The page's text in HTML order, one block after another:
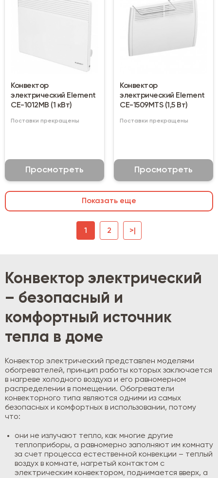
Конвектор
электрический Element
CE-1012МВ (1 кВт)
Поставки прекращены
Просмотреть
Конвектор
электрический Element
CE-1509MTS (1,5 Вт)
Поставки прекращены
Просмотреть
Показать еще
1 2 >|
Конвектор электрический
– безопасный и
комфортный источник
тепла в доме
Конвектор электрический представлен моделями
обогревателей, принцип работы которых заключается
в нагреве холодного воздуха и его равномерном
распределении в помещении. Обогреватели
конвекторного типа являются одними из самых
безопасных и комфортных в использовании, потому
что:
они не излучают тепло, как многие другие
теплоприборы, а равномерно заполняют им комнату
за счет процесса естественной конвекции – теплый
воздух в комнате, нагретый контактом с
электрическим конвектором, поднимается вверх, а